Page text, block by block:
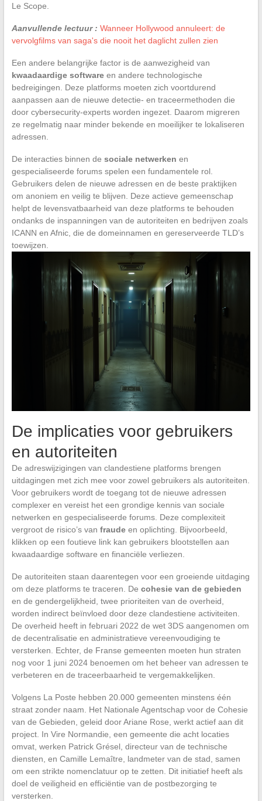
Le Scope.
Aanvullende lectuur : Wanneer Hollywood annuleert: de
vervolgfilms van saga's die nooit het daglicht zullen zien
Een andere belangrijke factor is de aanwezigheid van
kwaadaardige softwareen andere technologische
bedreigingen. Deze platforms moeten zich voortdurend
aanpassen aan de nieuwe detectie- en traceermethoden die
door cybersecurity-experts worden ingezet. Daarom migreren
ze regelmatig naar minder bekende en moeilijker te lokaliseren
adressen.
De interacties binnen de sociale netwerken en
gespecialiseerde forums spelen een fundamentele rol.
Gebruikers delen de nieuwe adressen en de beste praktijken
om anoniem en veilig te blijven. Deze actieve gemeenschap
helpt de levensvatbaarheid van deze platforms te behouden
ondanks de inspanningen van de autoriteiten en bedrijven zoals
ICANN en Afnic, die de domeinnamen en gereserveerde TLD’s
toewijzen.
De implicaties voor gebruikers
en autoriteiten
De adreswijzigingen van clandestiene platforms brengen
uitdagingen met zich mee voor zowel gebruikers als autoriteiten.
Voor gebruikers wordt de toegang tot de nieuwe adressen
complexer en vereist het een grondige kennis van sociale
netwerken en gespecialiseerde forums. Deze complexiteit
vergroot de risico’s van fraudeen oplichting. Bijvoorbeeld,
klikken op een foutieve link kan gebruikers blootstellen aan
kwaadaardige software en financiële verliezen.
De autoriteiten staan daarentegen voor een groeiende uitdaging
om deze platforms te traceren. De cohesie van de gebieden
en de gendergelijkheid, twee prioriteiten van de overheid,
worden indirect beïnvloed door deze clandestiene activiteiten.
De overheid heeft in februari 2022 de wet 3DS aangenomen om
de decentralisatie en administratieve vereenvoudiging te
versterken. Echter, de Franse gemeenten moeten hun straten
nog voor 1 juni 2024 benoemen om het beheer van adressen te
verbeteren en de traceerbaarheid te vergemakkelijken.
Volgens La Poste hebben 20.000 gemeenten minstens één
straat zonder naam. Het Nationale Agentschap voor de Cohesie
van de Gebieden, geleid door Ariane Rose, werkt actief aan dit
project. In Vire Normandie, een gemeente die acht locaties
omvat, werken Patrick Grésel, directeur van de technische
diensten, en Camille Lemaître, landmeter van de stad, samen
om een strikte nomenclatuur op te zetten. Dit initiatief heeft als
doel de veiligheid en efficiëntie van de postbezorging te
versterken.